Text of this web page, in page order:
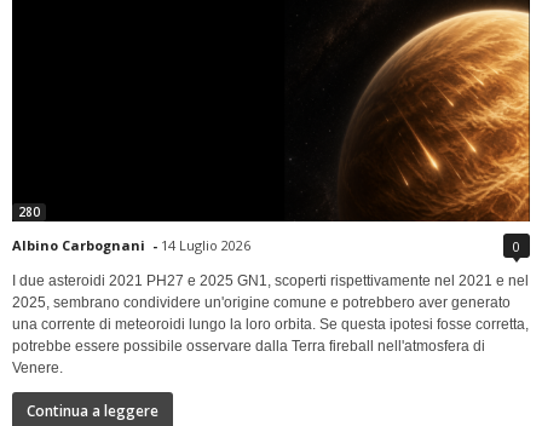
280
Albino Carbognani - 14 Luglio 2026 0
I due asteroidi 2021 PH27 e 2025 GN1, scoperti rispettivamente nel 2021 e nel
2025, sembrano condividere un'origine comune e potrebbero aver generato
una corrente di meteoroidi lungo la loro orbita. Se questa ipotesi fosse corretta,
potrebbe essere possibile osservare dalla Terra fireball nell'atmosfera di
Venere.
Continua a leggere